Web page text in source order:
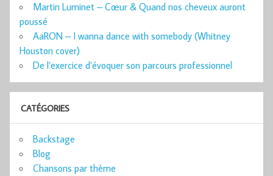
Martin Luminet – Cœur & Quand nos cheveux auront
poussé
AaRON – I wanna dance with somebody (Whitney
Houston cover)
De l’exercice d’évoquer son parcours professionnel
CATÉGORIES
Backstage
Blog
Chansons par thème